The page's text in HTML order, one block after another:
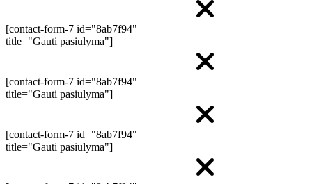
[contact-form-7 id="8ab7f94"
title="Gauti pasiulyma"]
[contact-form-7 id="8ab7f94"
title="Gauti pasiulyma"]
[contact-form-7 id="8ab7f94"
title="Gauti pasiulyma"]